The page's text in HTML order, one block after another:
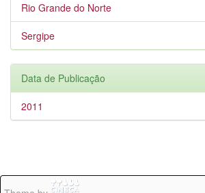
Rio Grande do Norte
Sergipe
Data de Publicação
2011